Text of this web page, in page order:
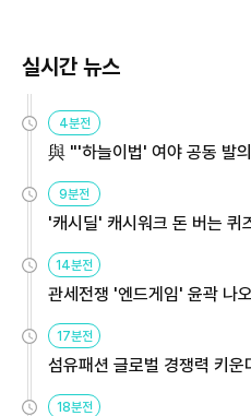
실시간 뉴스
4분전
與 "'하늘이법' 여야 공동 발
9분전
'캐시딜' 캐시워크 돈 버는 퀴
14분전
관세전쟁 '엔드게임' 윤곽 나
용해야
17분전
섬유패션 글로벌 경쟁력 키
원
18분전